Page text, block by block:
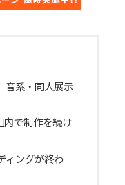
音系・同人展示
で制作を続け
ィングが終わ